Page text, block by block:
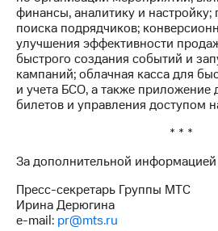
финансы, аналитику и
поиска подрядчиков;
улучшения эффективности
быстрого создания событий и
кампаний; облачная касса для
и учета БСО, а также приложение
билетов и управления доступом
* * *
За дополнительной
Пресс-секретарь Группы МТС
Ирина Дерюгина
e-mail: pr@mts.ru